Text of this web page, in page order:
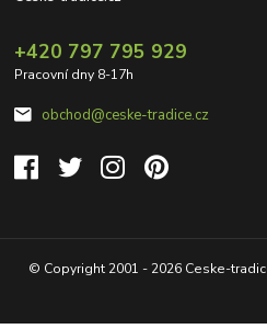
+420 797 795 929
Pracovní dny 8-17h
obchod@ceske-tradice.cz
© Copyright 2001 - 2026 Ceske-